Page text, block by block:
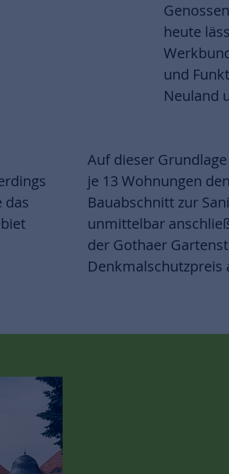
heute
und
Neuland
das
Auf dieser
je 13 Wohnungen
Bauabschnitt zur
unmittelbar
der Gothaer
Denkmalschutzpreis